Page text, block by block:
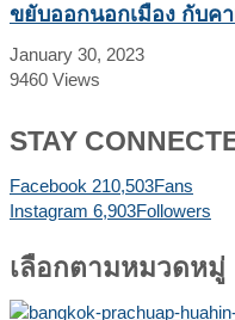
ขยับออกนอกเมือง กับค
January 30, 2023
9460 Views
STAY
Facebook 210,503Fans
Instagram 6,903Followers
เลือกตามหมวดหมู่